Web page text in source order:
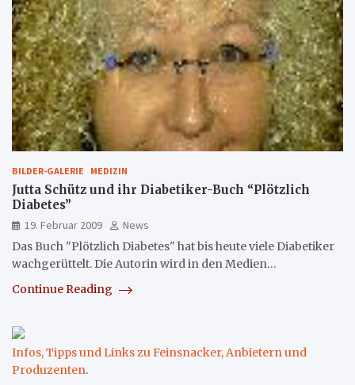
BILDER-GALERIE MEDIZIN
Jutta Schütz und ihr Diabetiker-Buch “Plötzlich
Diabetes”
19. Februar 2009
News
Das Buch "Plötzlich Diabetes" hat bis heute viele Diabetiker
wachgerüttelt. Die Autorin wird in den Medien…
Continue Reading
Infos, Tipps und Links zu Feinsnacker, Anbietern und
Produzenten.